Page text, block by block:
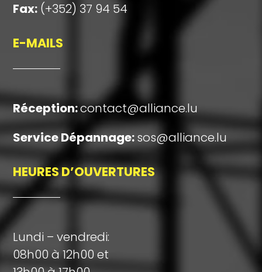
Fax: (+352) 37 94 54
E-MAILS
Réception:contact@alliance.lu
Service Dépannage:sos@alliance.lu
HEURES D’OUVERTURES
Lundi – vendredi:
08h00 à 12h00 et